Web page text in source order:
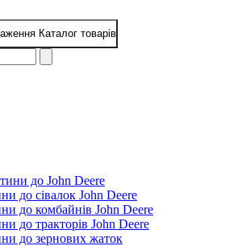
Каталог товарів
до John Deere
до сівалок John Deere
до комбайнів John Deere
до тракторів John Deere
до зернових жаток